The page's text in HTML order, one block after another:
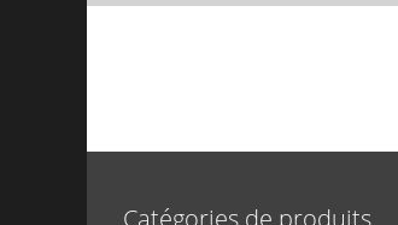
Catégories de produits